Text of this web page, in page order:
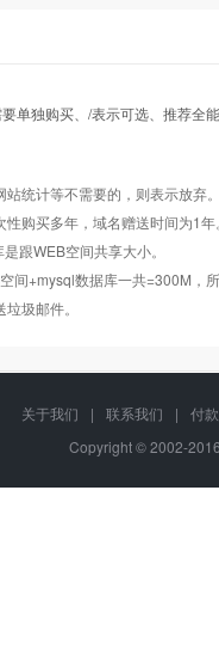
Windows2008
单独购买、/表示可选、推荐全
统计等不需要的，则表示放弃
购买多年，域名赠送时间为1年
跟WEB空间共享大小。
间+mysql数据库一共=300M，
圾邮件。
关于我们 | 联系我们 |
付
Copyright © 2002-